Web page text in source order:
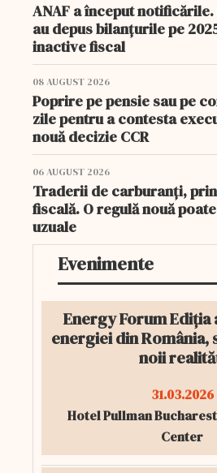
ANAF a început
au depus bilanțurile pe
inactive fiscal
08 AUGUST 2026
Poprire pe pensie sau pe
zile pentru a contesta
nouă decizie CCR
06 AUGUST 2026
Traderii de carburanți,
fiscală. O regulă nouă
uzuale
Evenimente
Energy Forum Ediția
energiei din România,
noii
31.03.2026
Hotel Pullman
Center